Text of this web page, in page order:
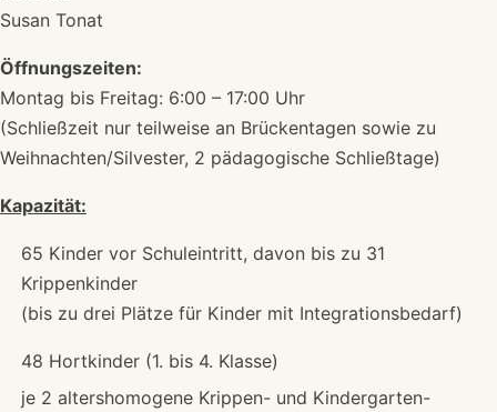
Susan Tonat
Öffnungszeiten:
Montag bis Freitag: 6:00 – 17:00 Uhr
(Schließzeit nur teilweise an Brückentagen sowie zu
Weihnachten/Silvester, 2 pädagogische Schließtage)
Kapazität:
65 Kinder vor Schuleintritt, davon bis zu 31
Krippenkinder
(bis zu drei Plätze für Kinder mit Integrationsbedarf)
48 Hortkinder (1. bis 4. Klasse)
je 2 altershomogene Krippen- und Kindergarten-